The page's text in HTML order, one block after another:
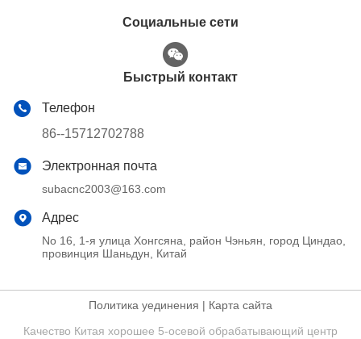
Социальные сети
Быстрый контакт
Телефон
86--15712702788
Электронная почта
subacnc2003@163.com
Адрес
No 16, 1-я улица Хонгсяна, район Чэньян, город Циндао,
провинция Шаньдун, Китай
Политика уединения | Карта сайта
Качество Китая хорошее 5-осевой обрабатывающий центр